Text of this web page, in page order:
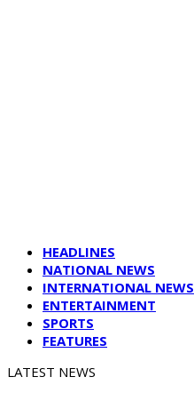
HEADLINES
NATIONAL NEWS
INTERNATIONAL NEWS
ENTERTAINMENT
SPORTS
FEATURES
LATEST NEWS